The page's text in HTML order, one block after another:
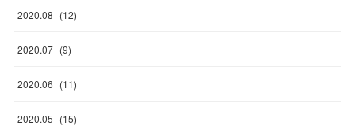
2020.08 (12)
2020.07 (9)
2020.06 (11)
2020.05 (15)